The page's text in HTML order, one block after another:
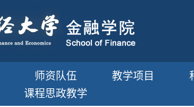
师资队伍 教学项目
课程思政教学